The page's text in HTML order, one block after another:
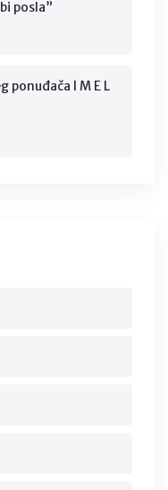
posla”
ponuđača I M E L